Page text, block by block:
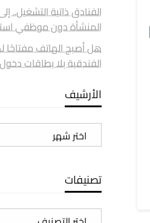
الفنادق ذاتية
المنشأة دون موظفي
هل أصبح الهاتف
الفندقية بلا بطاقات دخول
الأرشيف
الأرشيف
تصنيفات
تصنيفات